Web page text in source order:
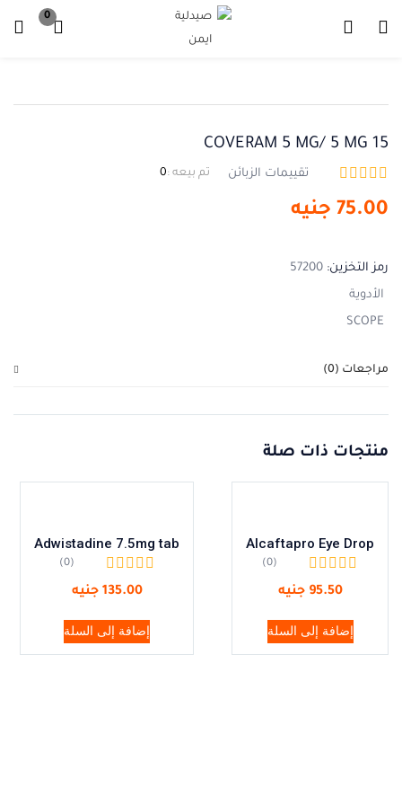
0
ادخل اسم المستخدم وكلمة المرور للدخول.
COVERAM 5 MG/ 5 MG 15
تقييمات الزبائن تم بيعه :0
75.00 جنيه
رمز التخزين: 57200
الأدوية
SCOPE
مراجعات (0)
منتجات ذات صلة
Alcaftapro Eye Drop
(0)
95.50 جنيه
إضافة إلى السلة
Adwistadine 7.5mg tab
(0)
135.00 جنيه
إضافة إلى السلة